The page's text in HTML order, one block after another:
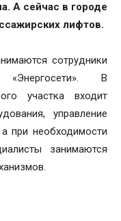
А сейчас в городе
лифтов.
сотрудники
«Энергосети». В
участка входит
управление
при необходимости
занимаются